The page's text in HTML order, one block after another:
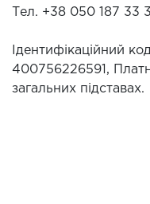
Тел. +38 050 187 33
Ідентифікаційний
400756226591,
загальних підставах.